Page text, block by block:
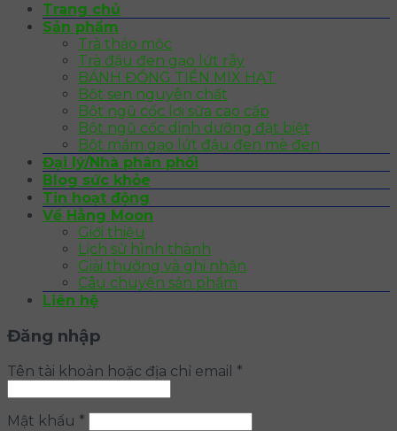
Trang chủ
Sản phẩm
Trà thảo mộc
Trà đậu đen gạo lứt rẫy
BÁNH ĐỒNG TIỀN MIX HẠT
Bột sen nguyên chất
Bột ngũ cốc lợi sữa cao cấp
Bột ngũ cốc dinh dưỡng đặt biệt
Bột mầm gạo lứt đậu đen mè đen
Đại lý/Nhà phân phối
Blog sức khỏe
Tin hoạt động
Về Hằng Moon
Giới thiệu
Lịch sử hình thành
Giải thưởng và ghi nhận
Câu chuyện sản phẩm
Liên hệ
Đăng nhập
Tên tài khoản hoặc địa chỉ email *
Mật khẩu *